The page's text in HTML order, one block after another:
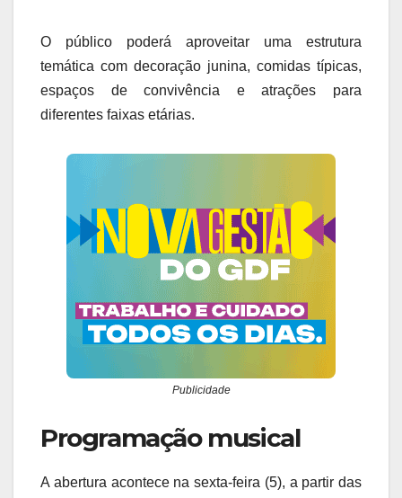
O público poderá aproveitar uma estrutura
temática com decoração junina, comidas típicas,
espaços de convivência e atrações para
diferentes faixas etárias.
Publicidade
Programação musical
A abertura acontece na sexta-feira (5), a partir das